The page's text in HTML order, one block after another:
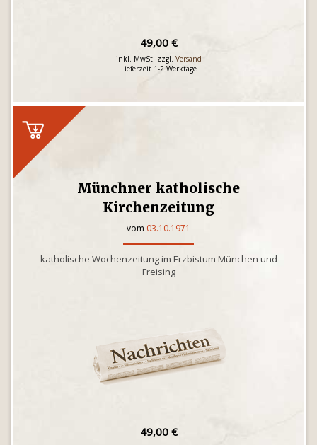
49,00 €
inkl. MwSt. zzgl. Versand
Lieferzeit 1-2 Werktage
Münchner katholische
Kirchenzeitung
vom 03.10.1971
katholische Wochenzeitung im Erzbistum München und
Freising
49,00 €